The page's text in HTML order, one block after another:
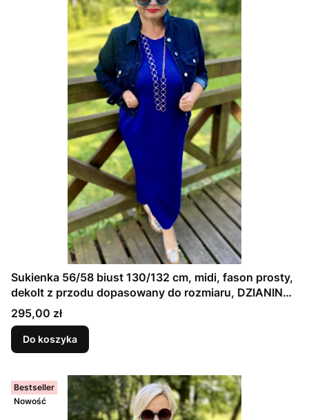
Sukienka 56/58 biust 130/132 cm, midi, fason prosty,
dekolt z przodu dopasowany do rozmiaru, DZIANINA
ŻAKARDOWA PREMIUM, GRANATOWA, TŁOCZONE
KWIATY
Cena
295,00 zł
Do koszyka
Bestseller
Nowość